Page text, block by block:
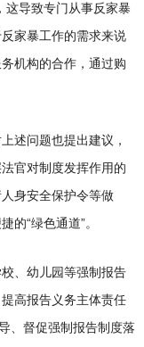
这导致专门从事反家暴
家暴工作的需求来说
机构的合作，通过购
述问题也提出建议，
官对制度发挥作用的
身安全保护令等做
的“绿色通道”。
、幼儿园等强制报告
高报告义务主体责任
、督促强制报告制度落